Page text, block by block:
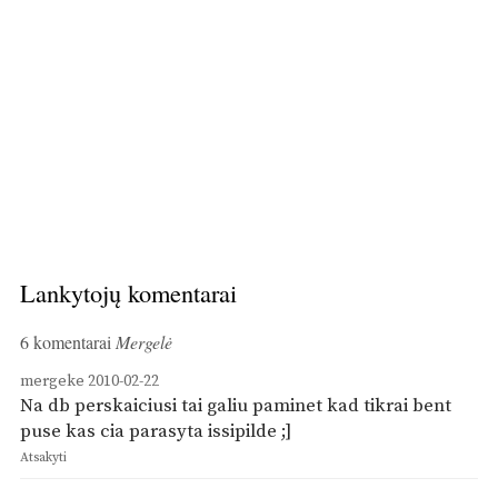
Lankytojų komentarai
6 komentarai Mergelė
mergeke 2010-02-22
Na db perskaiciusi tai galiu paminet kad tikrai bent
puse kas cia parasyta issipilde ;]
Atsakyti